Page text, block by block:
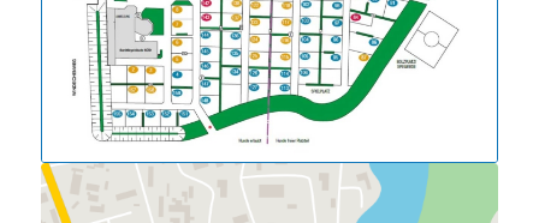
Hier findest Du uns